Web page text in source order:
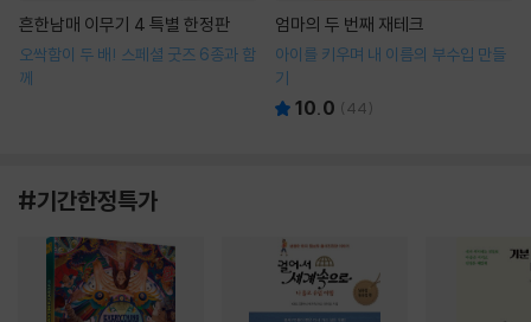
흔한남매 이무기 4 특별 한정판
오싹함이 두 배! 스페셜 굿즈 6종과 함
께
엄마의 두 번째 재테크
아이를 키우며 내 이름의 부수입 만들
기
10.0 (44)
#기간한정특가